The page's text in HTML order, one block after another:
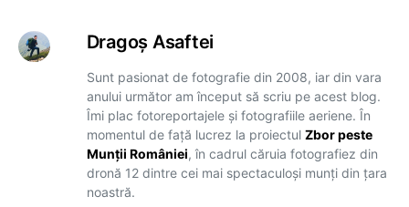
Dragoş Asaftei
Sunt pasionat de fotografie din 2008, iar din vara
anului următor am început să scriu pe acest blog.
Îmi plac fotoreportajele și fotografiile aeriene. În
momentul de față lucrez la proiectul Zbor peste
Munții României, în cadrul căruia fotografiez din
dronă 12 dintre cei mai spectaculoși munți din țara
noastră.